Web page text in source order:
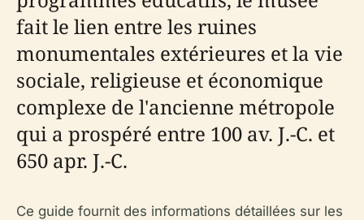
fait le lien entre les ruines
monumentales extérieures et la vie
sociale, religieuse et économique
complexe de l'ancienne métropole
qui a prospéré entre 100 av. J.-C. et
650 apr. J.-C.
Ce guide fournit des informations détaillées sur les